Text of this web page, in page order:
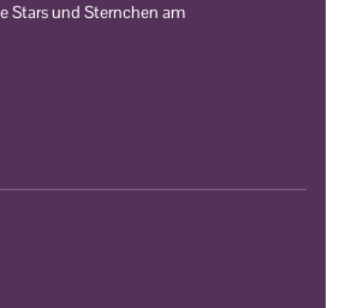
Stars und Sternchen am